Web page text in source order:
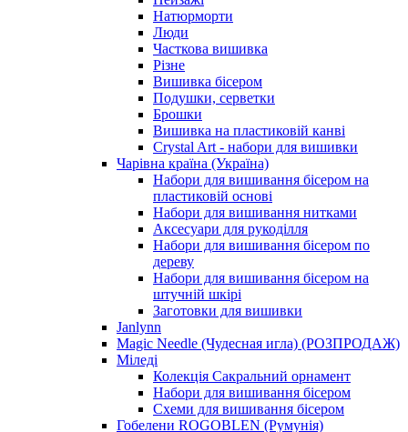
Натюрморти
Люди
Часткова вишивка
Різне
Вишивка бісером
Подушки, серветки
Брошки
Вишивка на пластиковій канві
Crystal Art - набори для вишивки
Чарівна країна (Україна)
Набори для вишивання бісером на
пластиковій основі
Набори для вишивання нитками
Аксесуари для рукоділля
Набори для вишивання бісером по
дереву
Набори для вишивання бісером на
штучній шкірі
Заготовки для вишивки
Janlynn
Magic Needle (Чудесная игла) (РОЗПРОДАЖ)
Міледі
Колекція Сакральний орнамент
Набори для вишивання бісером
Схеми для вишивання бісером
Гобелени ROGOBLEN (Румунія)